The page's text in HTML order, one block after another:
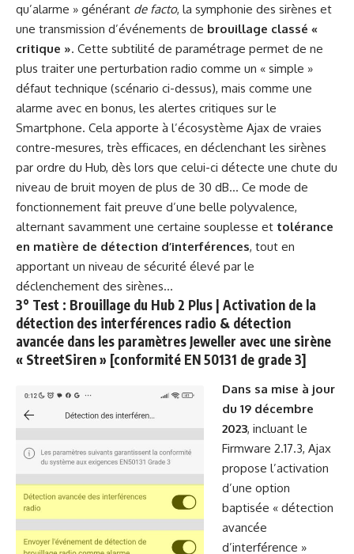
qu’alarme » générant de facto, la symphonie des sirènes et
une transmission d’événements de brouillage classé «
critique ». Cette subtilité de paramétrage permet de ne
plus traiter une perturbation radio comme un « simple »
défaut technique (scénario ci-dessus), mais comme une
alarme avec en bonus, les alertes critiques sur le
Smartphone. Cela apporte à l’écosystème Ajax de vraies
contre-mesures, très efficaces, en déclenchant les sirènes
par ordre du Hub, dès lors que celui-ci détecte une chute du
niveau de bruit moyen de plus de 30 dB… Ce mode de
fonctionnement fait preuve d’une belle polyvalence,
alternant savamment une certaine souplesse et tolérance
en matière de détection d’interférences, tout en
apportant un niveau de sécurité élevé par le
déclenchement des sirènes…
3° Test : Brouillage du Hub 2 Plus | Activation de la
détection des interférences radio & détection
avancée dans les paramètres Jeweller avec une sirène
« StreetSiren » [conformité EN 50131 de grade 3]
Dans sa mise à jour
du 19 décembre
2023, incluant le
Firmware 2.17.3, Ajax
propose l’activation
d’une option
baptisée « détection
avancée
d’interférence »